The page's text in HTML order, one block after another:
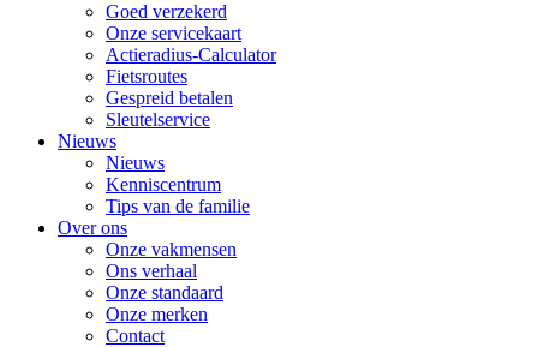
Goed verzekerd
Onze servicekaart
Actieradius-Calculator
Fietsroutes
Gespreid betalen
Sleutelservice
Nieuws
Nieuws
Kenniscentrum
Tips van de familie
Over ons
Onze vakmensen
Ons verhaal
Onze standaard
Onze merken
Contact